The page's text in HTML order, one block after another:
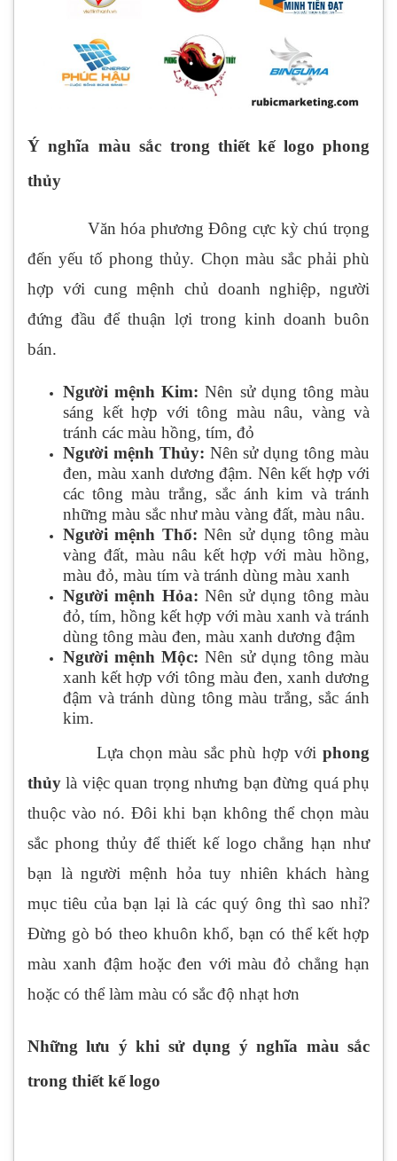
Ý nghĩa màu sắc trong thiết kế logo phong
thủy
Văn hóa phương Đông cực kỳ chú trọng
đến yếu tố phong thủy. Chọn màu sắc phải phù
hợp với cung mệnh chủ doanh nghiệp, người
đứng đầu để thuận lợi trong kinh doanh buôn
bán.
Người mệnh Kim: Nên sử dụng tông màu
sáng kết hợp với tông màu nâu, vàng và
tránh các màu hồng, tím, đỏ
Người mệnh Thủy: Nên sử dụng tông màu
đen, màu xanh dương đậm. Nên kết hợp với
các tông màu trắng, sắc ánh kim và tránh
những màu sắc như màu vàng đất, màu nâu.
Người mệnh Thổ: Nên sử dụng tông màu
vàng đất, màu nâu kết hợp với màu hồng,
màu đỏ, màu tím và tránh dùng màu xanh
Người mệnh Hỏa: Nên sử dụng tông màu
đỏ, tím, hồng kết hợp với màu xanh và tránh
dùng tông màu đen, màu xanh dương đậm
Người mệnh Mộc: Nên sử dụng tông màu
xanh kết hợp với tông màu đen, xanh dương
đậm và tránh dùng tông màu trắng, sắc ánh
kim.
Lựa chọn màu sắc phù hợp với phong
thủy là việc quan trọng nhưng bạn đừng quá phụ
thuộc vào nó. Đôi khi bạn không thể chọn màu
sắc phong thủy để thiết kế logo chẳng hạn như
bạn là người mệnh hỏa tuy nhiên khách hàng
mục tiêu của bạn lại là các quý ông thì sao nhỉ?
Đừng gò bó theo khuôn khổ, bạn có thể kết hợp
màu xanh đậm hoặc đen với màu đỏ chẳng hạn
hoặc có thể làm màu có sắc độ nhạt hơn
Những lưu ý khi sử dụng ý nghĩa màu sắc
trong thiết kế logo